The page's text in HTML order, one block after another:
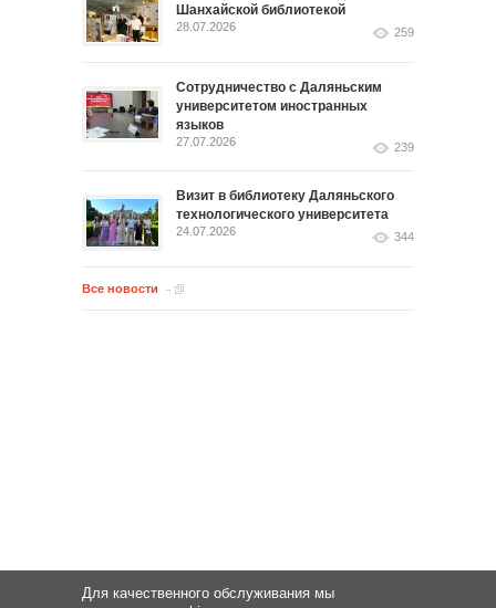
Шанхайской библиотекой
28.07.2026 259
Сотрудничество с Даляньским
университетом иностранных
языков
27.07.2026 239
Визит в библиотеку Даляньского
технологического университета
24.07.2026 344
Все новости
Для качественного обслуживания мы